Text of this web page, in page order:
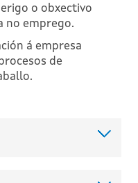
o obxectivo
no emprego.
á empresa
de